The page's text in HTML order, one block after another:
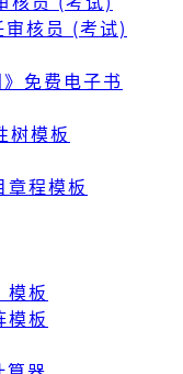
核员 (考试)
免费电子书
树模板
章程模板
模板
模板